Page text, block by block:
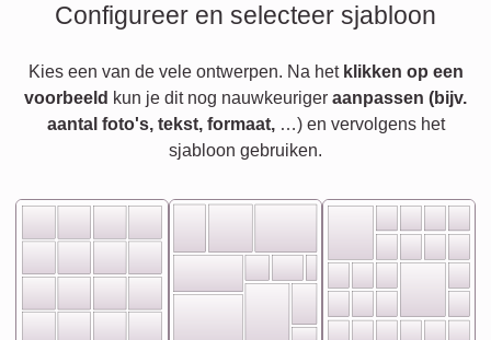
Configureer en selecteer sjabloon
Kies een van de vele ontwerpen. Na het klikken op een
voorbeeld kun je dit nog nauwkeuriger aanpassen (bijv.
aantal foto's, tekst, formaat,…) en vervolgens het
sjabloon gebruiken.